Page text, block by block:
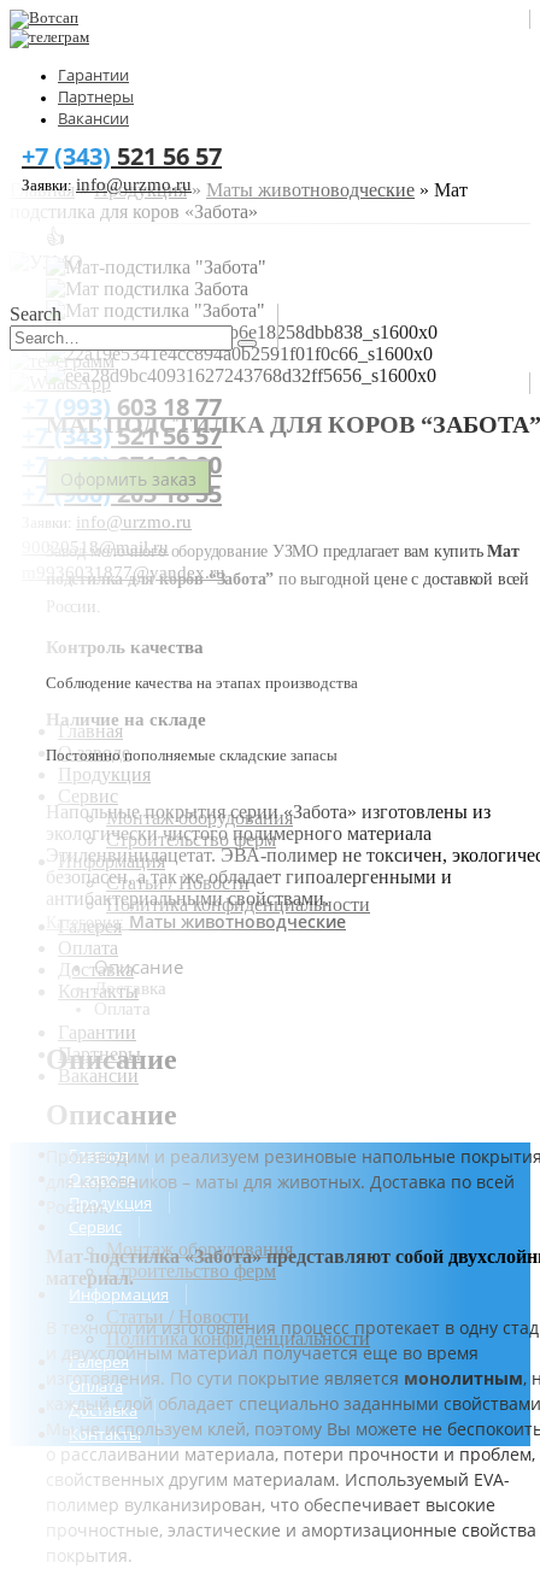
Гарантии
Партнеры
Вакансии
+7 (343) 521 56 57
Заявки:info@urzmo.ru
Search
+7 (993) 603 18 77
+7 (343)521 56 57
+7 (343)271 60 80
+7 (900)205 18 55
Заявки:
info@urzmo.ru
90020518@mail.ru
m9936031877@yandex.ru
Главная
О заводе
Продукция
Сервис
Монтаж оборудования
Строительство ферм
Информация
Статьи / Новости
Политика конфиденциальности
Галерея
Оплата
Доставка
Контакты
Гарантии
Партнеры
Вакансии
Главная
О заводе
Продукция
Сервис
Монтаж оборудования
Строительство ферм
Информация
Статьи / Новости
Политика конфиденциальности
Галерея
Оплата
Доставка
Контакты
Главная»Продукция» Маты животноводческие » Мат
подстилка для коров «Забота»
👍
МАТ ПОДСТИЛКА ДЛЯ КОРОВ “ЗАБОТА”
Оформить заказ
Завод молочного оборудование УЗМО предлагает вам купитьМат
подстилка для коров “Забота” по выгодной цене с доставкой всей
России.
Контроль качества
Соблюдение качества на этапах производства
Наличие на складе
Постоянно пополняемые складские запасы
Напольные покрытия серии «Забота» изготовлены из
экологически чистого полимерного материала
Этиленвинилацетат. ЭВА-полимер не токсичен,
безопасен, а так же обладает гипоалергенными и
антибактериальными свойствами.
Категория: Маты животноводческие
Описание
Доставка
Оплата
Описание
Описание
Производим и реализуем резиновые напольные
для коровников – маты для животных. Доставка по всей
России.
Мат-подстилка «Забота»представляют собой
материал.
В технологии изготовления процесс протекает в одну
и двухслойным материал получается еще во время
изготовления. По сути покрытие является монолитным,
каждый слой обладает специально заданными
Мы не используем клей, поэтому Вы можете не
о расслаивании материала, потери прочности и проблем,
свойственных другим материалам. Используемый EVA-
полимер вулканизирован, что обеспечивает высокие
прочностные, эластические и амортизационные свойства
покрытия.